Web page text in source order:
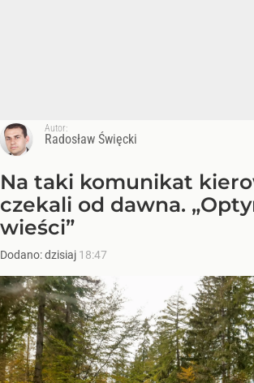
Autor:
Radosław Święcki
Na taki komunikat
czekali od dawna.
wieści”
Dodano:dzisiaj 18:47